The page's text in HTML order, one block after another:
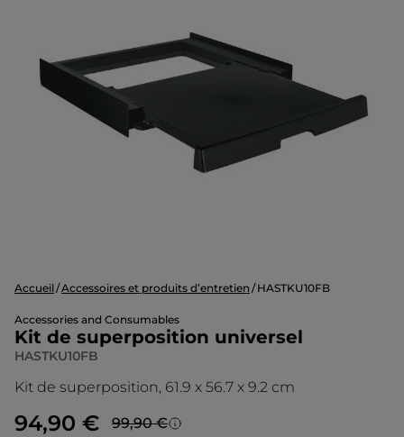
Accueil Accessoires et produits d’entretien HASTKU10FB
Accessories and Consumables
Kit de superposition universel
HASTKU10FB
Kit de superposition, 61.9 x 56.7 x 9.2 cm
94,90 €
99,90 €